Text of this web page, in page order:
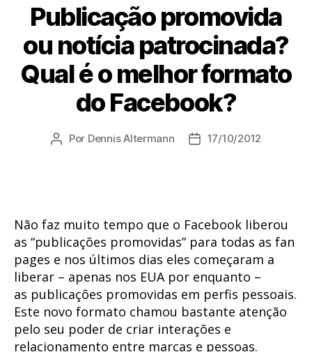
Publicação promovida
ou notícia patrocinada?
Qual é o melhor formato
do Facebook?
Autor
Por Dennis Altermann
Data17/10/2012
Não faz muito tempo que o Facebook liberou
as “publicações promovidas” para todas as fan
pages e nos últimos dias eles começaram a
liberar – apenas nos EUA por enquanto –
as publicações promovidas em perfis pessoais.
Este novo formato chamou bastante atenção
pelo seu poder de criar interações e
relacionamento entre marcas e pessoas.